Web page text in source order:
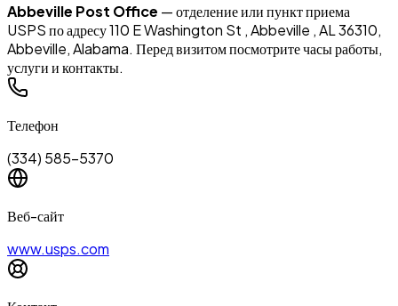
Abbeville Post Office — отделение или пункт приема
USPS по адресу 110 E Washington St , Abbeville , AL 36310,
Abbeville, Alabama. Перед визитом посмотрите часы работы,
услуги и контакты.
Телефон
(334) 585-5370
Веб-сайт
www.usps.com